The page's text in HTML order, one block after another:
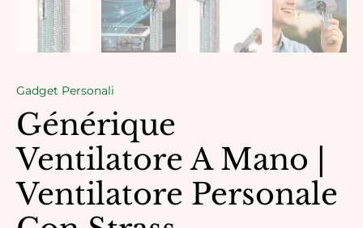
Gadget Personali
Générique
Ventilatore A Mano |
Ventilatore Personale